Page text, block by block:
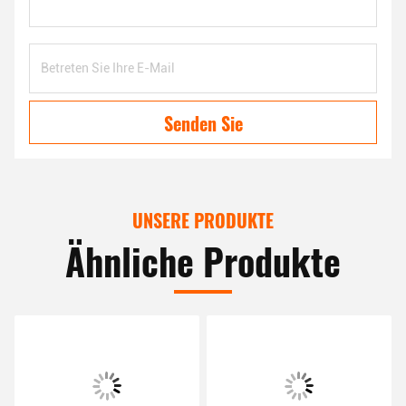
Senden Sie
UNSERE PRODUKTE
Ähnliche Produkte